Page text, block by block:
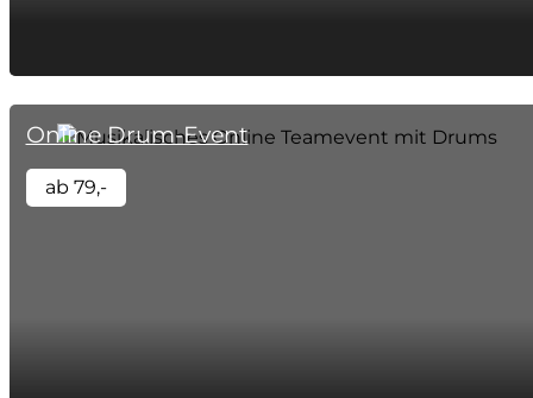
Online Drum-Event
ab 79,-